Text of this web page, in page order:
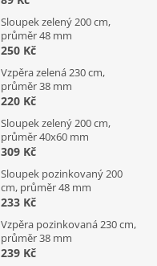
Sloupek zelený 200 cm,
průměr 48 mm
250 Kč
Vzpěra zelená 230 cm,
průměr 38 mm
220 Kč
Sloupek zelený 200 cm,
průměr 40x60 mm
309 Kč
Sloupek pozinkovaný 200
cm, průměr 48 mm
233 Kč
Vzpěra pozinkovaná 230 cm,
průměr 38 mm
239 Kč